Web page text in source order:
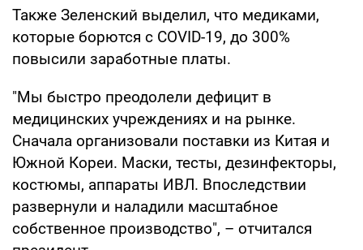
Также Зеленский выделил, что медиками,
которые борются с COVID-19, до 300%
повысили заработные платы.
"Мы быстро преодолели дефицит в
медицинских учреждениях и на рынке.
Сначала организовали поставки из Китая и
Южной Кореи. Маски, тесты, дезинфекторы,
костюмы, аппараты ИВЛ. Впоследствии
развернули и наладили масштабное
собственное производство", – отчитался